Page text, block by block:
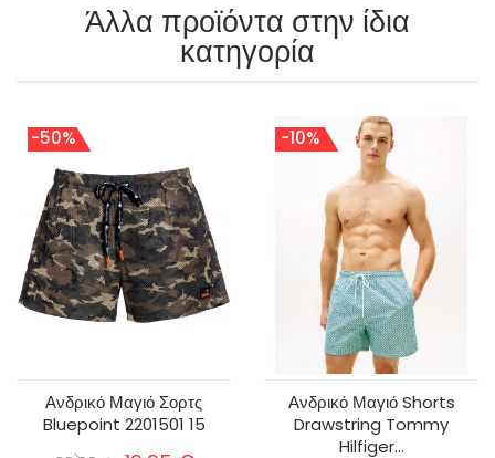
Άλλα προϊόντα στην ίδια
κατηγορία
-50%
Ανδρικό Μαγιό Σορτς
Bluepoint 2201501 15
-10%
Ανδρικό Μαγιό Shorts
Drawstring Tommy
Hilfiger...